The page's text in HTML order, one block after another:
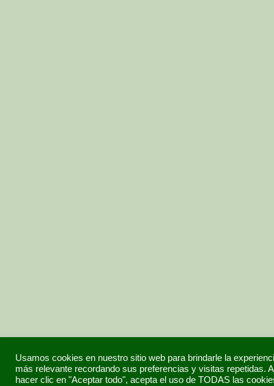
Usamos cookies en nuestro sitio web para brindarle la
más relevante recordando sus preferencias y visitas repetidas.
hacer clic en "Aceptar todo", acepta el uso de TODAS las